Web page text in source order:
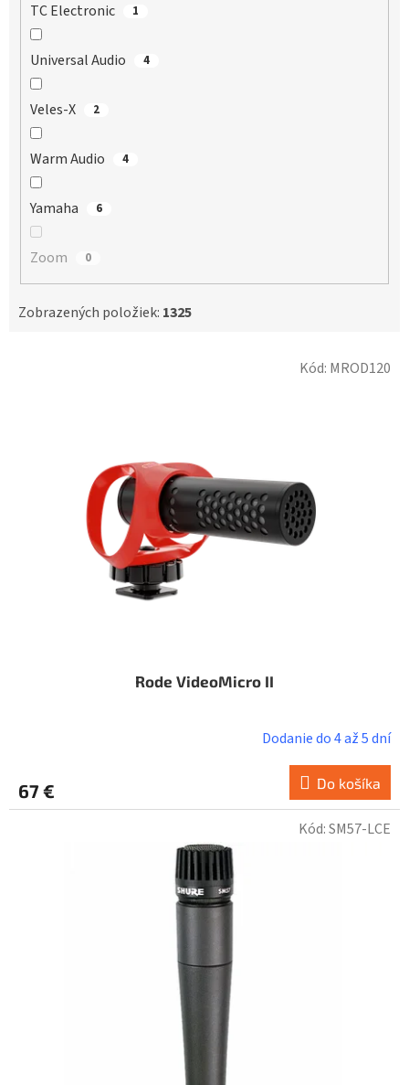
TC Electronic 1
Universal Audio 4
Veles-X 2
Warm Audio 4
Yamaha 6
Zoom 0
Zobrazených položiek: 1325
Rode VideoMicro II
Dodanie do 4 až 5 dní
67 € Do košíka
Kód: MROD120
Kód:SM57-LCE